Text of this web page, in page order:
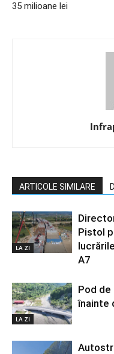
35 milioane lei
ARTICOLE SIMILARE
LA ZI
Pistol
A7
LA ZI
Pod
înainte